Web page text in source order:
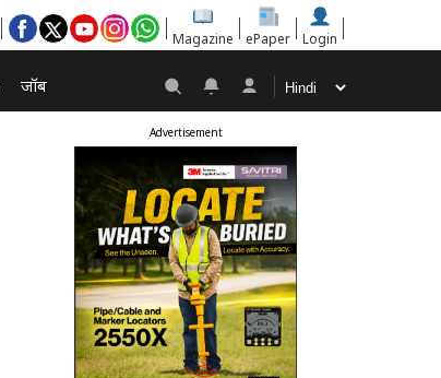
Magazine ePaper Login
जॉब
Advertisement